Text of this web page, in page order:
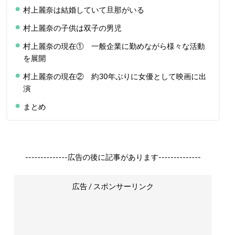
村上麗奈は結婚していて旦那がいる
村上麗奈の子供は双子の男児
村上麗奈の現在① 一般企業に勤めながら様々な活動
を展開
村上麗奈の現在② 約30年ぶりに女優として映画に出
演
まとめ
--------------広告の後に記事があります--------------
広告 / スポンサーリンク